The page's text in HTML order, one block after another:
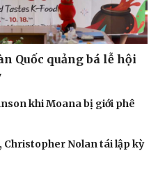
Podcast
Quốc quảng bá lễ hội
khi Moana bị giới phê
Christopher Nolan tái lập kỳ